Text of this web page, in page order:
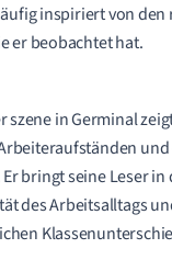
inspiriert von den
er beobachtet hat.
szene in Germinal
bringt seine Leser
des Arbeitsalltags